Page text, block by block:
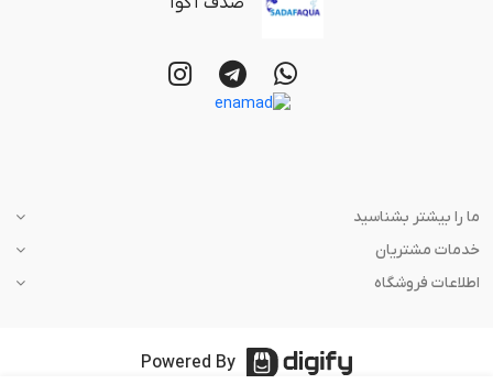
ما را بیشتر بشناسید
خدمات مشتریان
اطلاعات فروشگاه
Powered By